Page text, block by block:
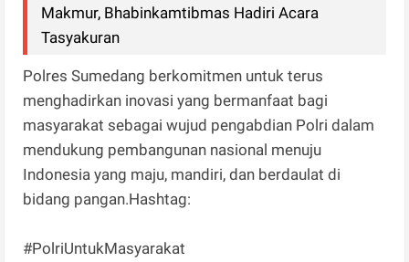
Makmur, Bhabinkamtibmas Hadiri Acara
Tasyakuran
Polres Sumedang berkomitmen untuk terus
menghadirkan inovasi yang bermanfaat bagi
masyarakat sebagai wujud pengabdian Polri dalam
mendukung pembangunan nasional menuju
Indonesia yang maju, mandiri, dan berdaulat di
bidang pangan.Hashtag:
#PolriUntukMasyarakat